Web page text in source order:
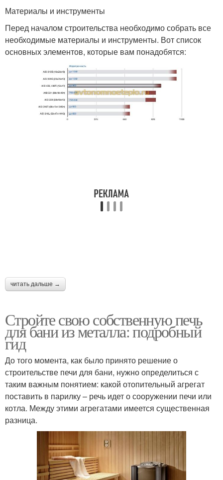
Материалы и инструменты
Перед началом строительства необходимо собрать все
необходимые материалы и инструменты. Вот список
основных элементов, которые вам понадобятся:
читать дальше →
Стройте свою собственную печь
для бани из металла: подробный
гид
До того момента, как было принято решение о
строительстве печи для бани, нужно определиться с
таким важным понятием: какой отопительный агрегат
поставить в парилку – речь идет о сооружении печи или
котла. Между этими агрегатами имеется существенная
разница.